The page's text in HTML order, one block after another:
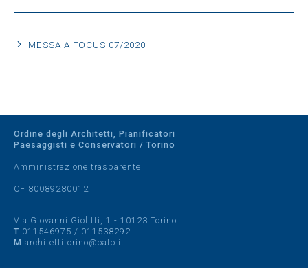
MESSA A FOCUS 07/2020
Ordine degli Architetti, Pianificatori
Paesaggisti e Conservatori / Torino
Amministrazione trasparente
CF 80089280012
Via Giovanni Giolitti, 1 - 10123 Torino
T 011546975 / 011538292
M architettitorino@oato.it